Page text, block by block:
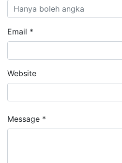
Email *
Website
Message *